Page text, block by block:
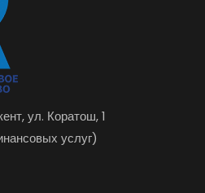
ул. Коратош, 1
услуг)